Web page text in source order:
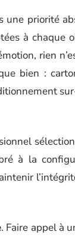
priorité
à chaque
rien
bien :
à la
. Faire appel à